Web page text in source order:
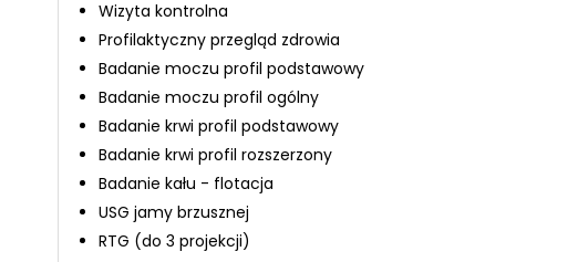
Wizyta kontrolna
Profilaktyczny przegląd zdrowia
Badanie moczu profil podstawowy
Badanie moczu profil ogólny
Badanie krwi profil podstawowy
Badanie krwi profil rozszerzony
Badanie kału - flotacja
USG jamy brzusznej
RTG (do 3 projekcji)